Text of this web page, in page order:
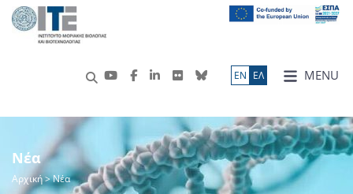
MENU
ΕN ΕΛ
Νέα
Αρχική> Νέα